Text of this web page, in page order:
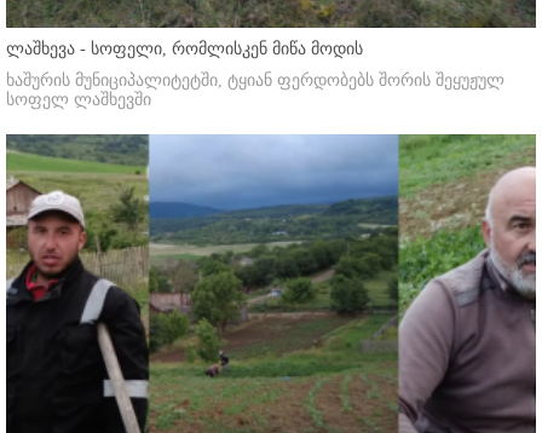
ლაშხევა - სოფელი, რომლისკენ მიწა მოდის
ხაშურის მუნიციპალიტეტში, ტყიან ფერდობებს შორის შეყუჟულ
სოფელ ლაშხევში